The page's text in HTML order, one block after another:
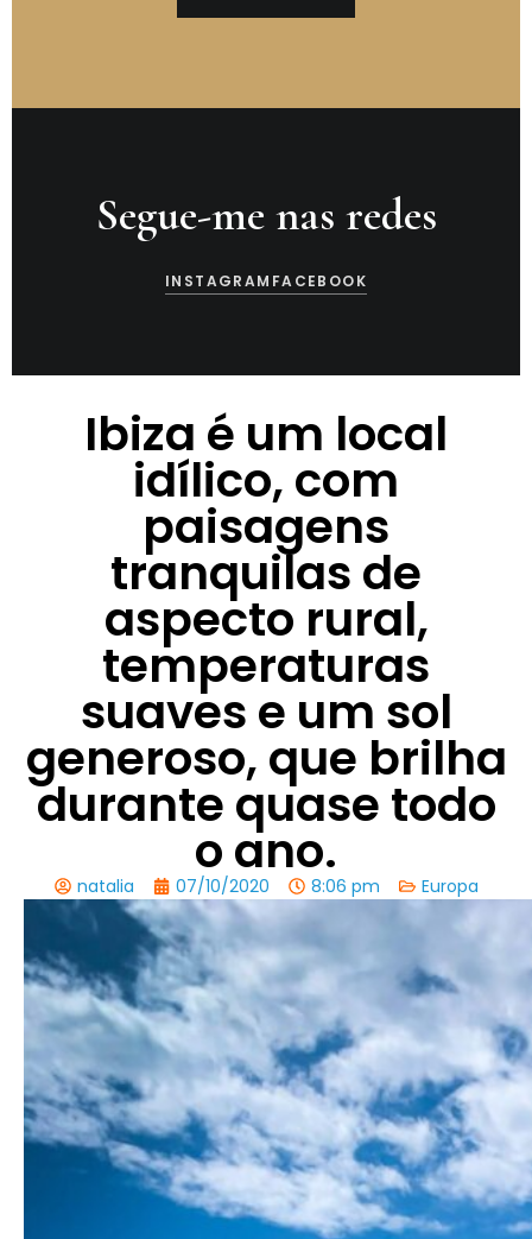
Segue-me nas redes
INSTAGRAM FACEBOOK
Ibiza é um local
idílico, com
paisagens
tranquilas de
aspecto rural,
temperaturas
suaves e um sol
generoso, que brilha
durante quase todo
o ano.
natalia 07/10/2020 8:06 pm Europa